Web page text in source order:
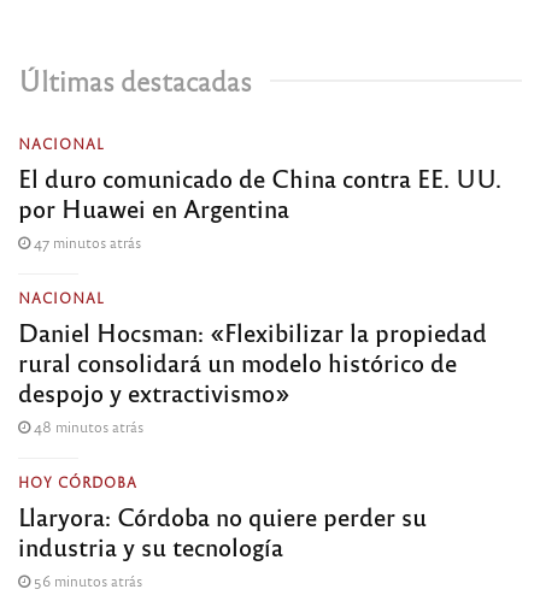
Últimas destacadas
NACIONAL
El duro comunicado de China contra EE. UU.
por Huawei en Argentina
47 minutos atrás
NACIONAL
Daniel Hocsman: «Flexibilizar la propiedad
rural consolidará un modelo histórico de
despojo y extractivismo»
48 minutos atrás
HOY CÓRDOBA
Llaryora: Córdoba no quiere perder su
industria y su tecnología
56 minutos atrás